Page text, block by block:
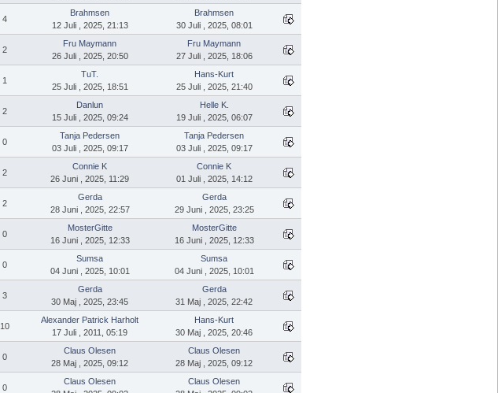
4
Brahmsen
12 Juli , 2025, 21:13
Brahmsen
30 Juli , 2025, 08:01
2
Fru Maymann
26 Juli , 2025, 20:50
Fru Maymann
27 Juli , 2025, 18:06
1
TuT.
25 Juli , 2025, 18:51
Hans-Kurt
25 Juli , 2025, 21:40
2
Danlun
15 Juli , 2025, 09:24
Helle K.
19 Juli , 2025, 06:07
0
Tanja Pedersen
03 Juli , 2025, 09:17
Tanja Pedersen
03 Juli , 2025, 09:17
2
Connie K
26 Juni , 2025, 11:29
Connie K
01 Juli , 2025, 14:12
2
Gerda
28 Juni , 2025, 22:57
Gerda
29 Juni , 2025, 23:25
0
MosterGitte
16 Juni , 2025, 12:33
MosterGitte
16 Juni , 2025, 12:33
0
Sumsa
04 Juni , 2025, 10:01
Sumsa
04 Juni , 2025, 10:01
3
Gerda
30 Maj , 2025, 23:45
Gerda
31 Maj , 2025, 22:42
10
Alexander Patrick Harholt
17 Juli , 2011, 05:19
Hans-Kurt
30 Maj , 2025, 20:46
0
Claus Olesen
28 Maj , 2025, 09:12
Claus Olesen
28 Maj , 2025, 09:12
0
Claus Olesen
Claus Olesen